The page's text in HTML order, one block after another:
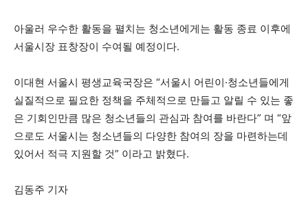
아울러 우수한 활동을 펼치는 청소년에게는 활동 종료 이후에
서울시장 표창장이 수여될 예정이다.
이대현 서울시 평생교육국장은 “서울시 어린이·청소년들에게
실질적으로 필요한 정책을 주체적으로 만들고 알릴 수 있는 좋
은 기회인만큼 많은 청소년들의 관심과 참여를 바란다” 며 “앞
으로도 서울시는 청소년들의 다양한 참여의 장을 마련하는데
있어서 적극 지원할 것” 이라고 밝혔다.
김동주 기자